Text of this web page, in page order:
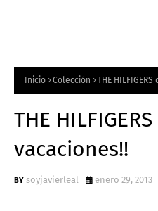
Inicio Colección THE
THE
vacaciones!!
soyjavierleal enero 29, 2013